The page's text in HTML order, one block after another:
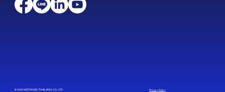
© 2025 NEXTWAVE (THAILAND) CO., LTD Privacy Policy